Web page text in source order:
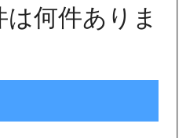
何件ありま